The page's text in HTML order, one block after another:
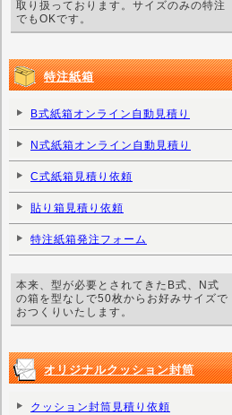
取り扱っております。サイズのみの特注
でもOKです。
特注紙箱
B式紙箱オンライン自動見積り
N式紙箱オンライン自動見積り
C式紙箱見積り依頼
貼り箱見積り依頼
特注紙箱発注フォーム
本来、型が必要とされてきたB式、N式
の箱を型なしで50枚からお好みサイズで
おつくりいたします。
オリジナルクッション封筒
クッション封筒見積り依頼